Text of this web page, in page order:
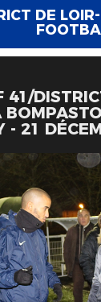
DE
41/
- 21